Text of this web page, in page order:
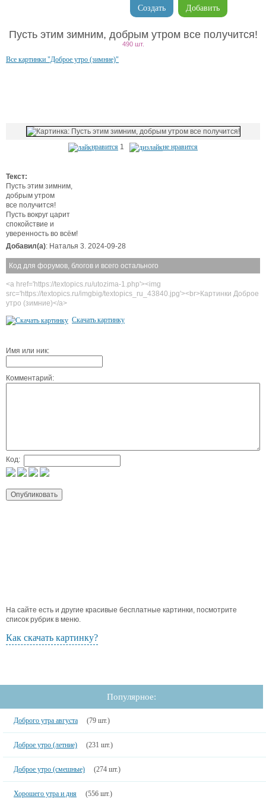
Добавить
Создать
Пусть этим зимним, добрым утром все получится!
490 шт.
Все картинки "Доброе утро (зимние)"
нравится 1 не нравится
Текст:
Пусть этим зимним,
добрым утром
все получится!
Пусть вокруг царит
спокойствие и
уверенность во всём!
Добавил(а): Наталья 3. 2024-09-28
Код для форумов, блогов и всего остального
<a href='https://textopics.ru/utozima-1.php'><img
src='https://textopics.ru/imgbig/textopics_ru_43840.jpg'><br>Картинки Доброе
утро (зимние)</a>
Скачать картинку
Имя или ник:
Комментарий:
Код:
На сайте есть и другие красивые бесплатные картинки, посмотрите
список рубрик в меню.
Как скачать картинку?
Популярное:
Доброго утра августа (79 шт.)
Доброе утро (летние) (231 шт.)
Доброе утро (смешные) (274 шт.)
Хорошего утра и дня (556 шт.)